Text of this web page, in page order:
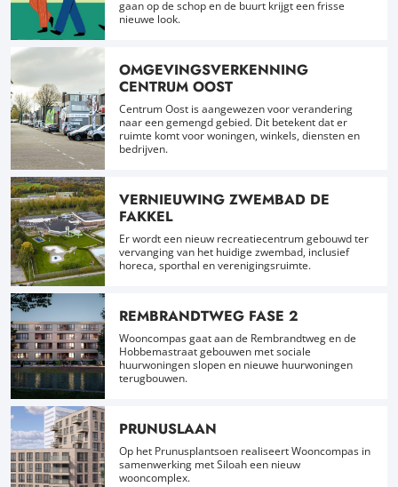
gaan op de schop en de buurt krijgt een frisse
nieuwe look.
OMGEVINGSVERKENNING
CENTRUM OOST
Centrum Oost is aangewezen voor verandering
naar een gemengd gebied. Dit betekent dat er
ruimte komt voor woningen, winkels, diensten en
bedrijven.
VERNIEUWING ZWEMBAD DE
FAKKEL
Er wordt een nieuw recreatiecentrum gebouwd ter
vervanging van het huidige zwembad, inclusief
horeca, sporthal en verenigingsruimte.
REMBRANDTWEG FASE 2
Wooncompas gaat aan de Rembrandtweg en de
Hobbemastraat gebouwen met sociale
huurwoningen slopen en nieuwe huurwoningen
terugbouwen.
PRUNUSLAAN
Op het Prunusplantsoen realiseert Wooncompas in
samenwerking met Siloah een nieuw
wooncomplex.